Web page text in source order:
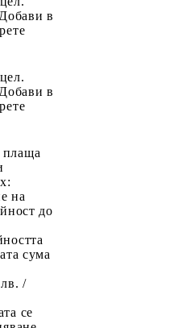
в
в
плаща
на
до
сума
/
се